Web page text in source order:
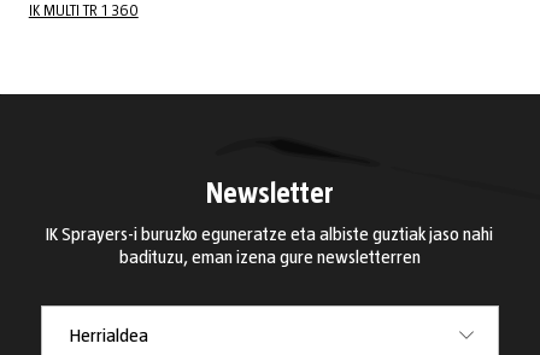
IK MULTI TR 1 360
Newsletter
IK Sprayers-i buruzko eguneratze eta albiste guztiak jaso nahi
badituzu, eman izena gure newsletterren
Herrialdea